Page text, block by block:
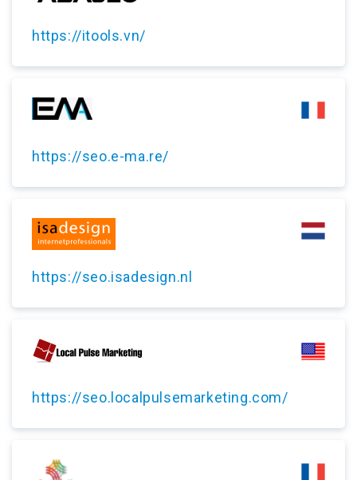
https://itools.vn/
https://seo.e-ma.re/
https://seo.isadesign.nl
https://seo.localpulsemarketing.com/